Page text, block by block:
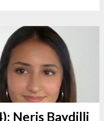
Neris Baydilli